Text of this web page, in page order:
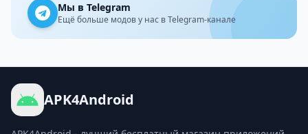
Мы в Telegram
Ещё больше модов у нас в Telegram-канале
APK4Android